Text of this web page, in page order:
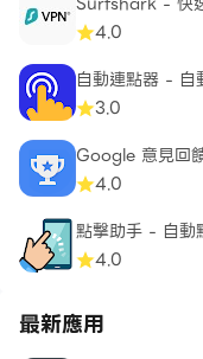
4.0
自動連點器 - 自
3.0
Google 意見回
4.0
點擊助手 - 自動
4.0
最新應用